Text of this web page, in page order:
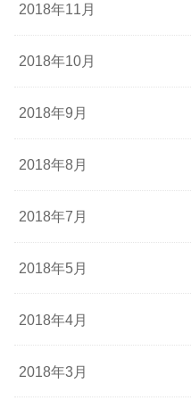
2018年11月
2018年10月
2018年9月
2018年8月
2018年7月
2018年5月
2018年4月
2018年3月